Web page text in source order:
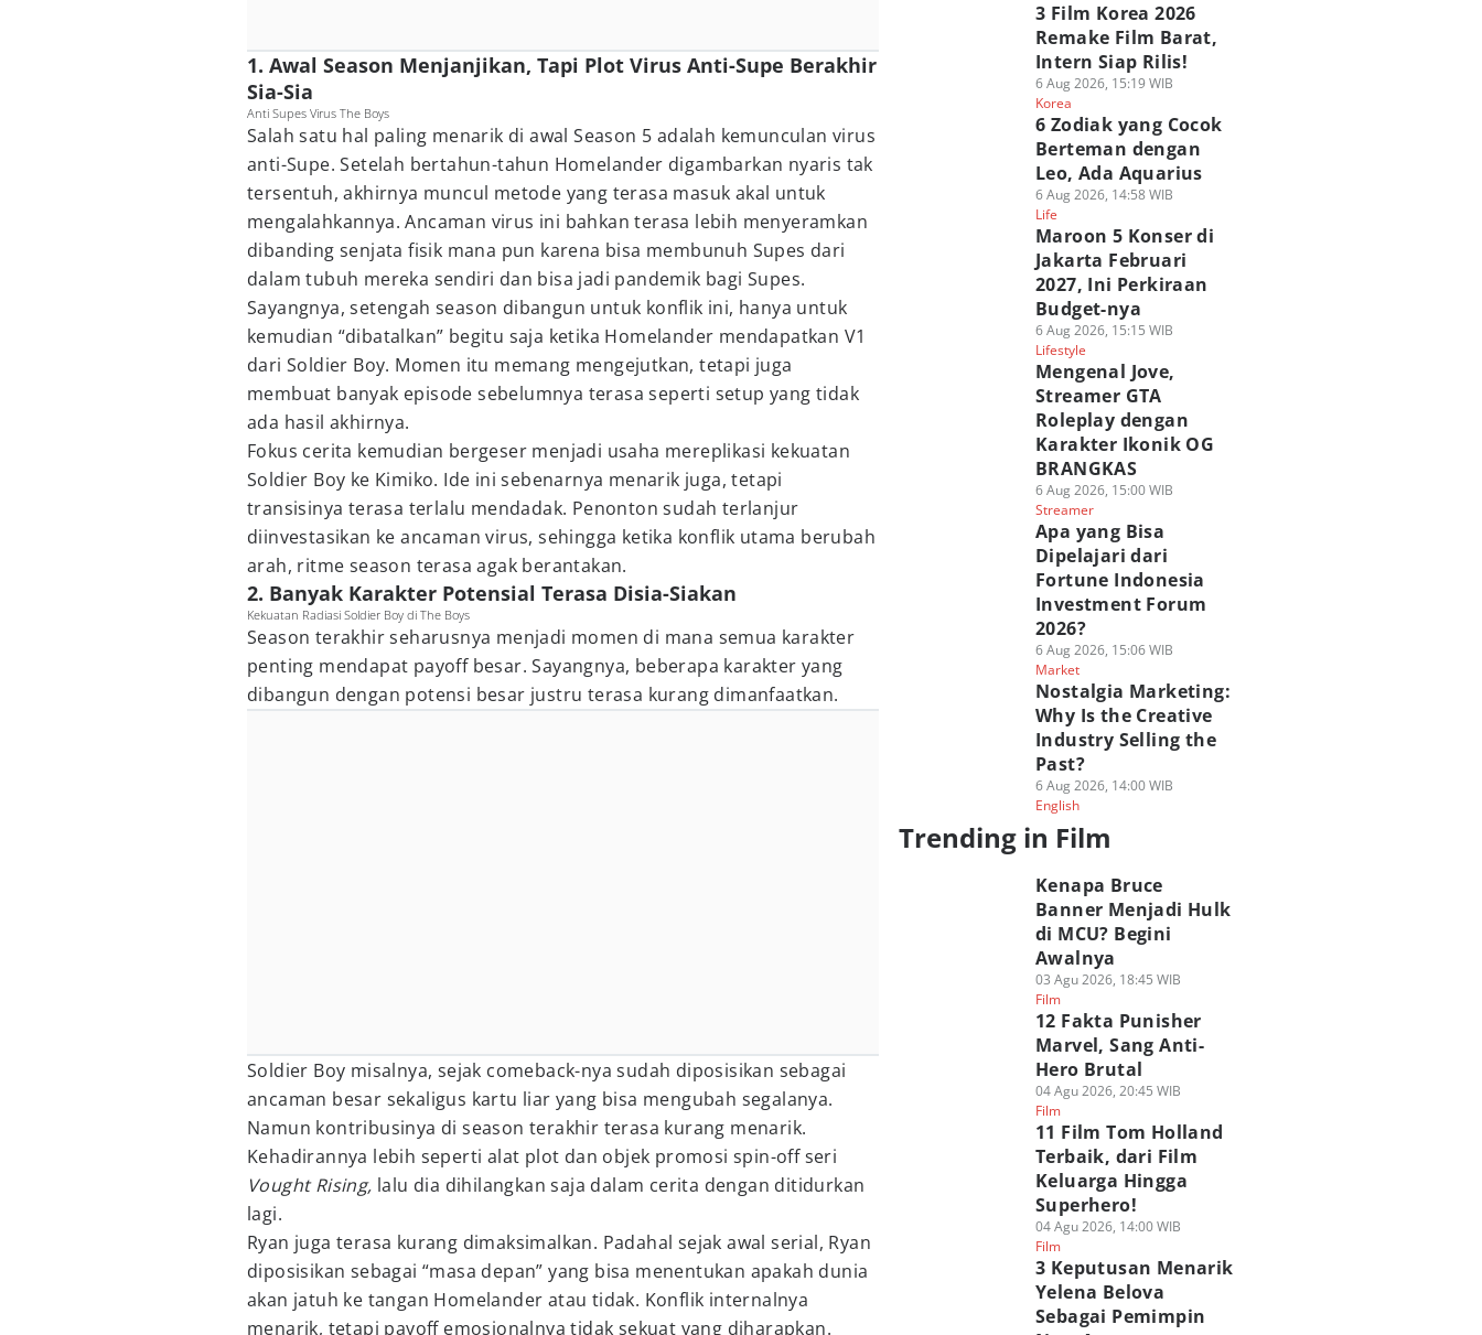
1. Awal Season Menjanjikan, Tapi Plot Virus Anti-Supe Berakhir
Sia-Sia
Anti Supes Virus The Boys
Salah satu hal paling menarik di awal Season 5 adalah kemunculan virus
anti-Supe. Setelah bertahun-tahun Homelander digambarkan nyaris tak
tersentuh, akhirnya muncul metode yang terasa masuk akal untuk
mengalahkannya. Ancaman virus ini bahkan terasa lebih menyeramkan
dibanding senjata fisik mana pun karena bisa membunuh Supes dari
dalam tubuh mereka sendiri dan bisa jadi pandemik bagi Supes.
Sayangnya, setengah season dibangun untuk konflik ini, hanya untuk
kemudian “dibatalkan” begitu saja ketika Homelander mendapatkan V1
dari Soldier Boy. Momen itu memang mengejutkan, tetapi juga
membuat banyak episode sebelumnya terasa seperti setup yang tidak
ada hasil akhirnya.
Fokus cerita kemudian bergeser menjadi usaha mereplikasi kekuatan
Soldier Boy ke Kimiko. Ide ini sebenarnya menarik juga, tetapi
transisinya terasa terlalu mendadak. Penonton sudah terlanjur
diinvestasikan ke ancaman virus, sehingga ketika konflik utama berubah
arah, ritme season terasa agak berantakan.
2. Banyak Karakter Potensial Terasa Disia-Siakan
Kekuatan Radiasi Soldier Boy di The Boys
Season terakhir seharusnya menjadi momen di mana semua karakter
penting mendapat payoff besar. Sayangnya, beberapa karakter yang
dibangun dengan potensi besar justru terasa kurang dimanfaatkan.
Soldier Boy misalnya, sejak comeback-nya sudah diposisikan sebagai
ancaman besar sekaligus kartu liar yang bisa mengubah segalanya.
Namun kontribusinya di season terakhir terasa kurang menarik.
Kehadirannya lebih seperti alat plot dan objek promosi spin-off seri
Vought Rising, lalu dia dihilangkan saja dalam cerita dengan ditidurkan
lagi.
Ryan juga terasa kurang dimaksimalkan. Padahal sejak awal serial, Ryan
diposisikan sebagai “masa depan” yang bisa menentukan apakah dunia
akan jatuh ke tangan Homelander atau tidak. Konflik internalnya
menarik, tetapi payoff emosionalnya tidak sekuat yang diharapkan.
3 Film Korea 2026
Remake Film Barat,
Intern Siap Rilis!
6 Aug 2026, 15:19 WIB
Korea
6 Zodiak yang Cocok
Berteman dengan
Leo, Ada Aquarius
6 Aug 2026, 14:58 WIB
Life
Maroon 5 Konser di
Jakarta Februari
2027, Ini Perkiraan
Budget-nya
6 Aug 2026, 15:15 WIB
Lifestyle
Mengenal Jove,
Streamer GTA
Roleplay dengan
Karakter Ikonik OG
BRANGKAS
6 Aug 2026, 15:00 WIB
Streamer
Apa yang Bisa
Dipelajari dari
Fortune Indonesia
Investment Forum
2026?
6 Aug 2026, 15:06 WIB
Market
Nostalgia Marketing:
Why Is the Creative
Industry Selling the
Past?
6 Aug 2026, 14:00 WIB
English
Trending in Film
Kenapa Bruce
Banner Menjadi Hulk
di MCU? Begini
Awalnya
03 Agu 2026, 18:45 WIB
Film
12 Fakta Punisher
Marvel, Sang Anti-
Hero Brutal
04 Agu 2026, 20:45 WIB
Film
11 Film Tom Holland
Terbaik, dari Film
Keluarga Hingga
Superhero!
04 Agu 2026, 14:00 WIB
Film
3 Keputusan Menarik
Yelena Belova
Sebagai Pemimpin